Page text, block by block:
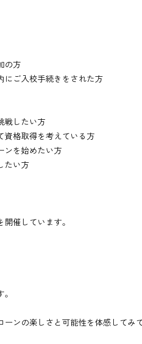
の方
にご入校手続きをされた方
戦したい方
資格取得を考えている方
ンを始めたい方
たい方
催しています。
ンの楽しさと可能性を体感してみ